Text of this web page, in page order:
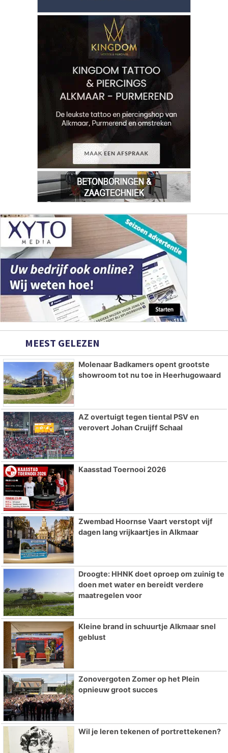
MEEST GELEZEN
Molenaar Badkamers opent grootste
showroom tot nu toe in Heerhugowaard
AZ overtuigt tegen tiental PSV en
verovert Johan Cruijff Schaal
Kaasstad Toernooi 2026
Zwembad Hoornse Vaart verstopt vijf
dagen lang vrijkaartjes in Alkmaar
Droogte: HHNK doet oproep om zuinig te
doen met water en bereidt verdere
maatregelen voor
Kleine brand in schuurtje Alkmaar snel
geblust
Zonovergoten Zomer op het Plein
opnieuw groot succes
Wil je leren tekenen of portrettekenen?